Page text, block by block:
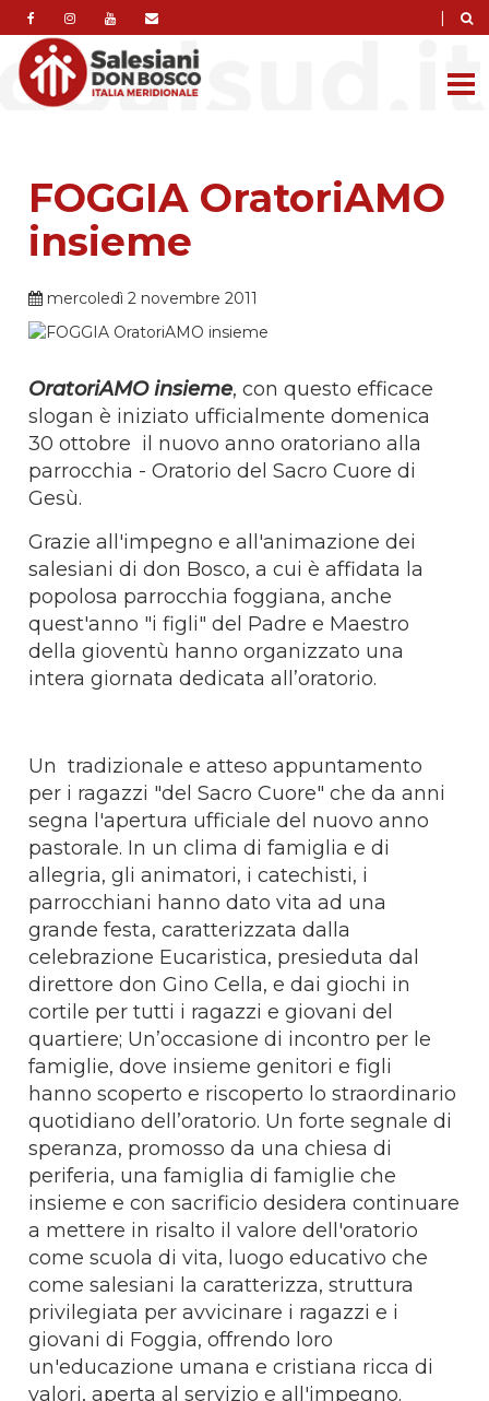
|
FOGGIA OratoriAMO
insieme
mercoledì 2 novembre 2011
OratoriAMO insieme, con questo efficace
slogan è iniziato ufficialmente domenica
30 ottobre il nuovo anno oratoriano alla
parrocchia - Oratorio del Sacro Cuore di
Gesù.
Grazie all'impegno e all'animazione dei
salesiani di don Bosco, a cui è affidata la
popolosa parrocchia foggiana, anche
quest'anno "i figli" del Padre e Maestro
della gioventù hanno organizzato una
intera giornata dedicata all’oratorio.
Un tradizionale e atteso appuntamento
per i ragazzi "del Sacro Cuore" che da anni
segna l'apertura ufficiale del nuovo anno
pastorale. In un clima di famiglia e di
allegria, gli animatori, i catechisti, i
parrocchiani hanno dato vita ad una
grande festa, caratterizzata dalla
celebrazione Eucaristica, presieduta dal
direttore don Gino Cella, e dai giochi in
cortile per tutti i ragazzi e giovani del
quartiere; Un’occasione di incontro per le
famiglie, dove insieme genitori e figli
hanno scoperto e riscoperto lo straordinario
quotidiano dell’oratorio. Un forte segnale di
speranza, promosso da una chiesa di
periferia, una famiglia di famiglie che
insieme e con sacrificio desidera continuare
a mettere in risalto il valore dell'oratorio
come scuola di vita, luogo educativo che
come salesiani la caratterizza, struttura
privilegiata per avvicinare i ragazzi e i
giovani di Foggia, offrendo loro
un'educazione umana e cristiana ricca di
valori, aperta al servizio e all'impegno.